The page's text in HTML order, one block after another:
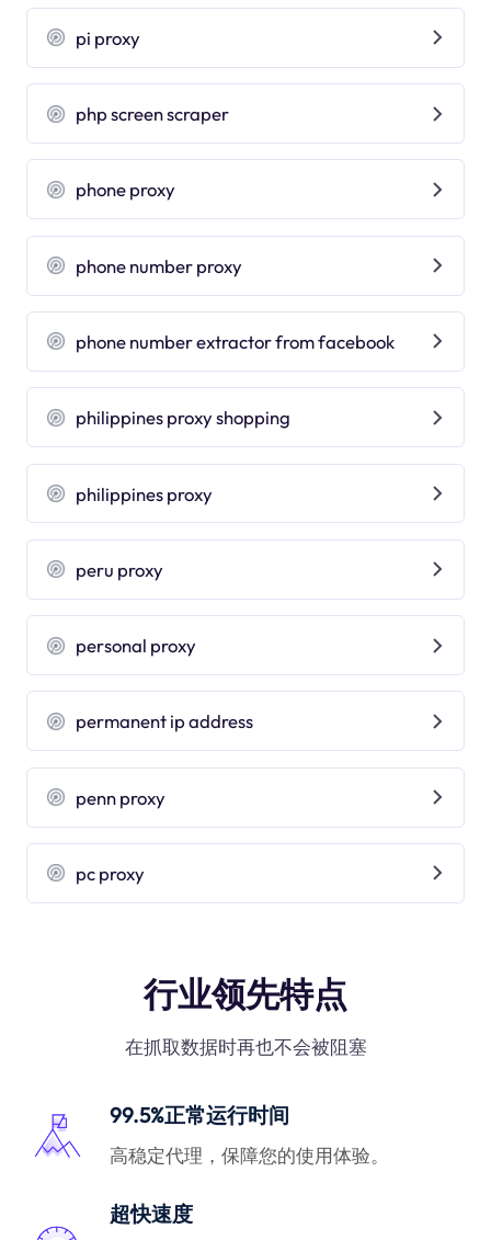
pi proxy
php screen scraper
phone proxy
phone number proxy
phone number extractor from facebook
philippines proxy shopping
philippines proxy
peru proxy
personal proxy
permanent ip address
penn proxy
pc proxy
行业领先特点
在抓取数据时再也不会被阻塞
99.5%正常运行时间
高稳定代理，保障您的使用体验。
超快速度